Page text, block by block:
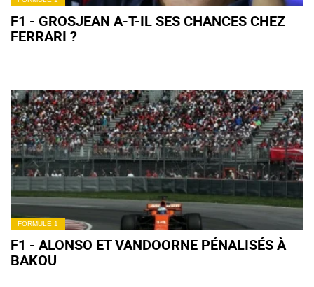
F1 - GROSJEAN A-T-IL SES CHANCES CHEZ
FERRARI ?
FORMULE 1
F1 - ALONSO ET VANDOORNE PÉNALISÉS À
BAKOU